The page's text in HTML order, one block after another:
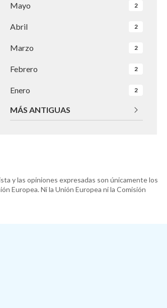
Mayo 2
Abril 2
Marzo 2
Febrero 2
Enero 2
MÁS ANTIGUAS
y las opiniones expresadas son únicamente los
Europea. Ni la Unión Europea ni la Comisión